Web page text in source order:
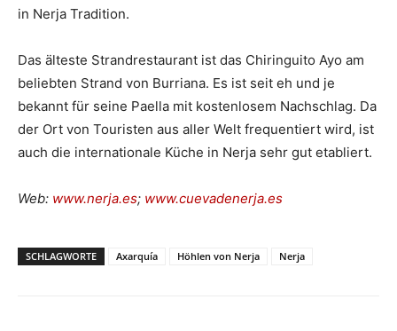
in Nerja Tradition.
Das älteste Strandrestaurant ist das Chiringuito Ayo am
beliebten Strand von Burriana. Es ist seit eh und je
bekannt für seine Paella mit kostenlosem Nachschlag. Da
der Ort von Touristen aus aller Welt frequentiert wird, ist
auch die internationale Küche in Nerja sehr gut etabliert.
Web: www.nerja.es; www.cuevadenerja.es
SCHLAGWORTE Axarquía Höhlen von Nerja Nerja